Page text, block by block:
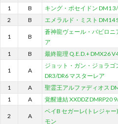
1
B キング・ポセイドン DM1
2
B エメラルド・ミスト DM14
1 B
蒼神龍ヴェール・バビロニ
ア
1 B 最終龍理 Q.E.D.+ DMX26
1 A
ジョット・ガン・ジョラゴ
DR3/DR6 マスターレア
1 A 聖霊王アルファディオス
1
A 覚醒連結 XXDDZ DMRP20
2 A
ベイB セガーレ(トレジャ
モン